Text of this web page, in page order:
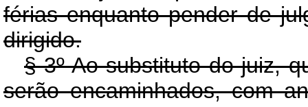
férias enquanto pender de
dirigido.
§ 3º Ao substituto do juiz,
serão encaminhados, com